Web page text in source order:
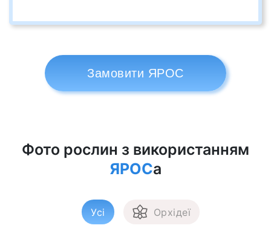
Замовити ЯРОС
Фото рослин з використанням
ЯРОСа
Усі Орхідеї